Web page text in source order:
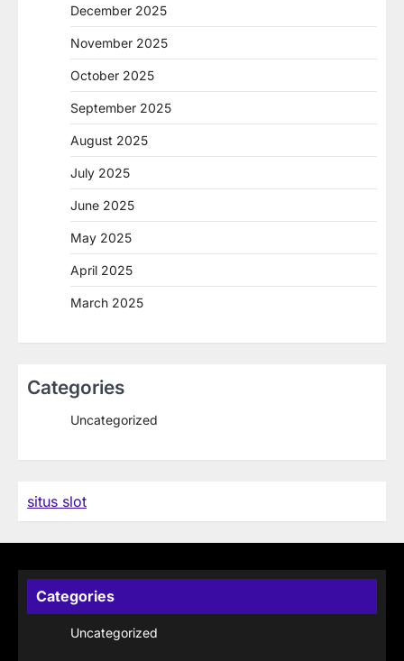
December 2025
November 2025
October 2025
September 2025
August 2025
July 2025
June 2025
May 2025
April 2025
March 2025
Categories
Uncategorized
situs slot
Categories
Uncategorized